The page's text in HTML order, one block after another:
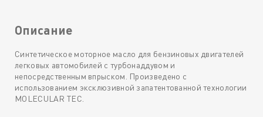
Описание
Синтетическое моторное масло для бензиновых двигателей
легковых автомобилей с турбонаддувом и
непосредственным впрыском. Произведено с
использованием эксклюзивной запатентованной технологии
MOLECULAR TEC.